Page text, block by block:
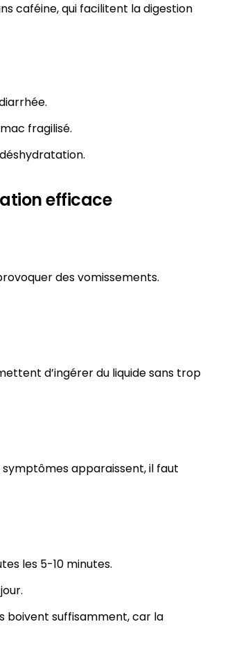
caféine, qui facilitent la digestion
fragilisé.
efficace
des vomissements.
d’ingérer du liquide sans trop
symptômes apparaissent, il faut
les 5-10 minutes.
boivent suffisamment, car la